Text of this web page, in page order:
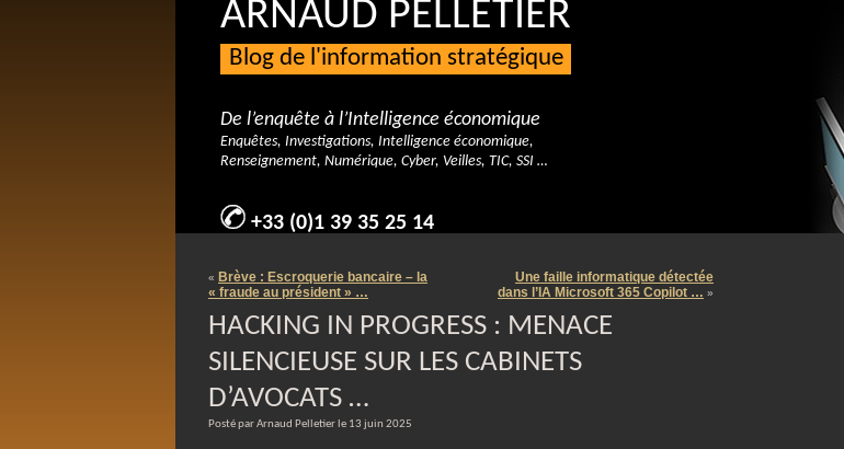
ARNAUD PELLETIER
Blog de l'information stratégique
De l’enquête à l’Intelligence économique
Enquêtes, Investigations, Intelligence économique,
Renseignement, Numérique, Cyber, Veilles, TIC, SSI …
+33 (0)1 39 35 25 14
« Brève : Escroquerie bancaire – la
« fraude au président » …
Une faille informatique détectée
dans l’IA Microsoft 365 Copilot … »
HACKING IN PROGRESS : MENACE
SILENCIEUSE SUR LES CABINETS
D’AVOCATS …
Posté par Arnaud Pelletier le 13 juin 2025